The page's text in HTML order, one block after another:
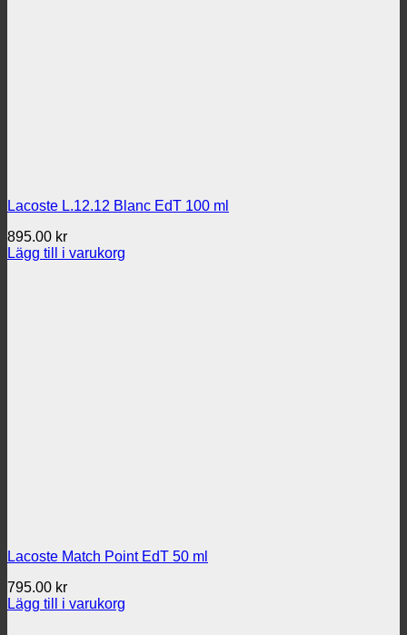
Lacoste L.12.12 Blanc EdT 100 ml
895.00 kr
Lägg till i varukorg
Lacoste Match Point EdT 50 ml
795.00 kr
Lägg till i varukorg